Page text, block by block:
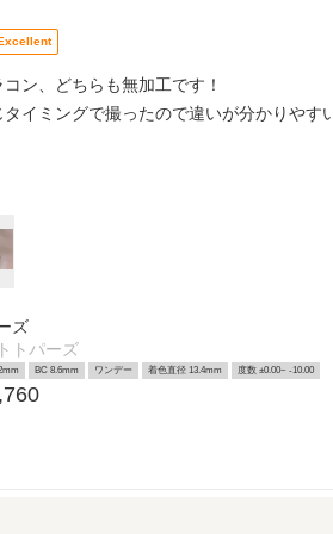
ン、どちらも無加工です！
イミングで撮ったので違いが分かりやす
ズ
トパーズ
BC 8.6mm ワンデー 着色直径 13.4mm 度数 ±0.00~ -10.00